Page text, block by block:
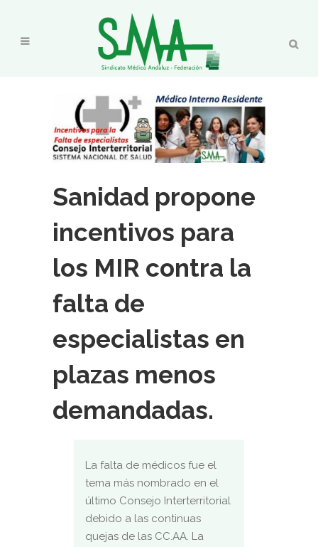
Sanidad propone
incentivos para
los MIR contra la
falta de
especialistas en
plazas menos
demandadas.
La falta de médicos fue el
tema más nombrado en el
último Consejo Interterritorial
debido a las continuas
quejas de las CC.AA. La